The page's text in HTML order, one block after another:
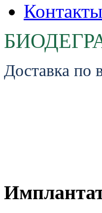
Контакты
Доставка по